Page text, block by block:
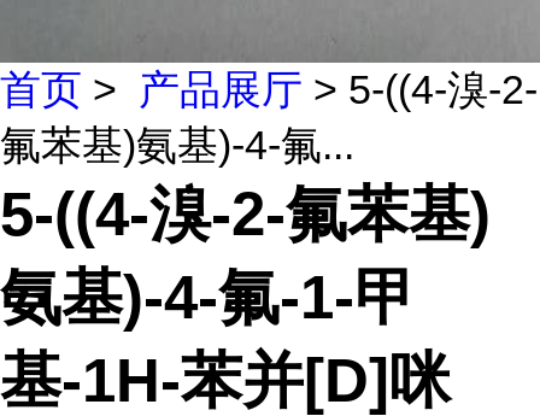
首页 > 产品展厅 > 5-((4-溴-2-
氟苯基)氨基)-4-氟...
5-((4-溴-2-氟苯基)
氨基)-4-氟-1-甲
基-1H-苯并[D]咪